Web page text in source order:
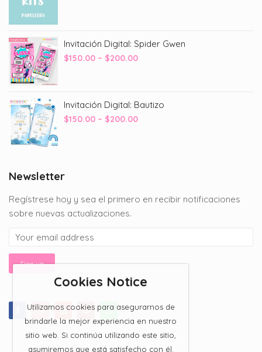
Invitación Digital: Spider Gwen
$150.00 – $200.00Price
$200.00
Invitación Digital: Bautizo
$150.00 – $200.00Price
Newsletter
Regístrese hoy y sea el primero en recibir notificaciones
sobre nuevas actualizaciones.
Cookies Notice
Utilizamos cookies para asegurarnos de
brindarle la mejor experiencia en nuestro
sitio web. Si continúa utilizando este sitio,
asumiremos que está satisfecho con él.